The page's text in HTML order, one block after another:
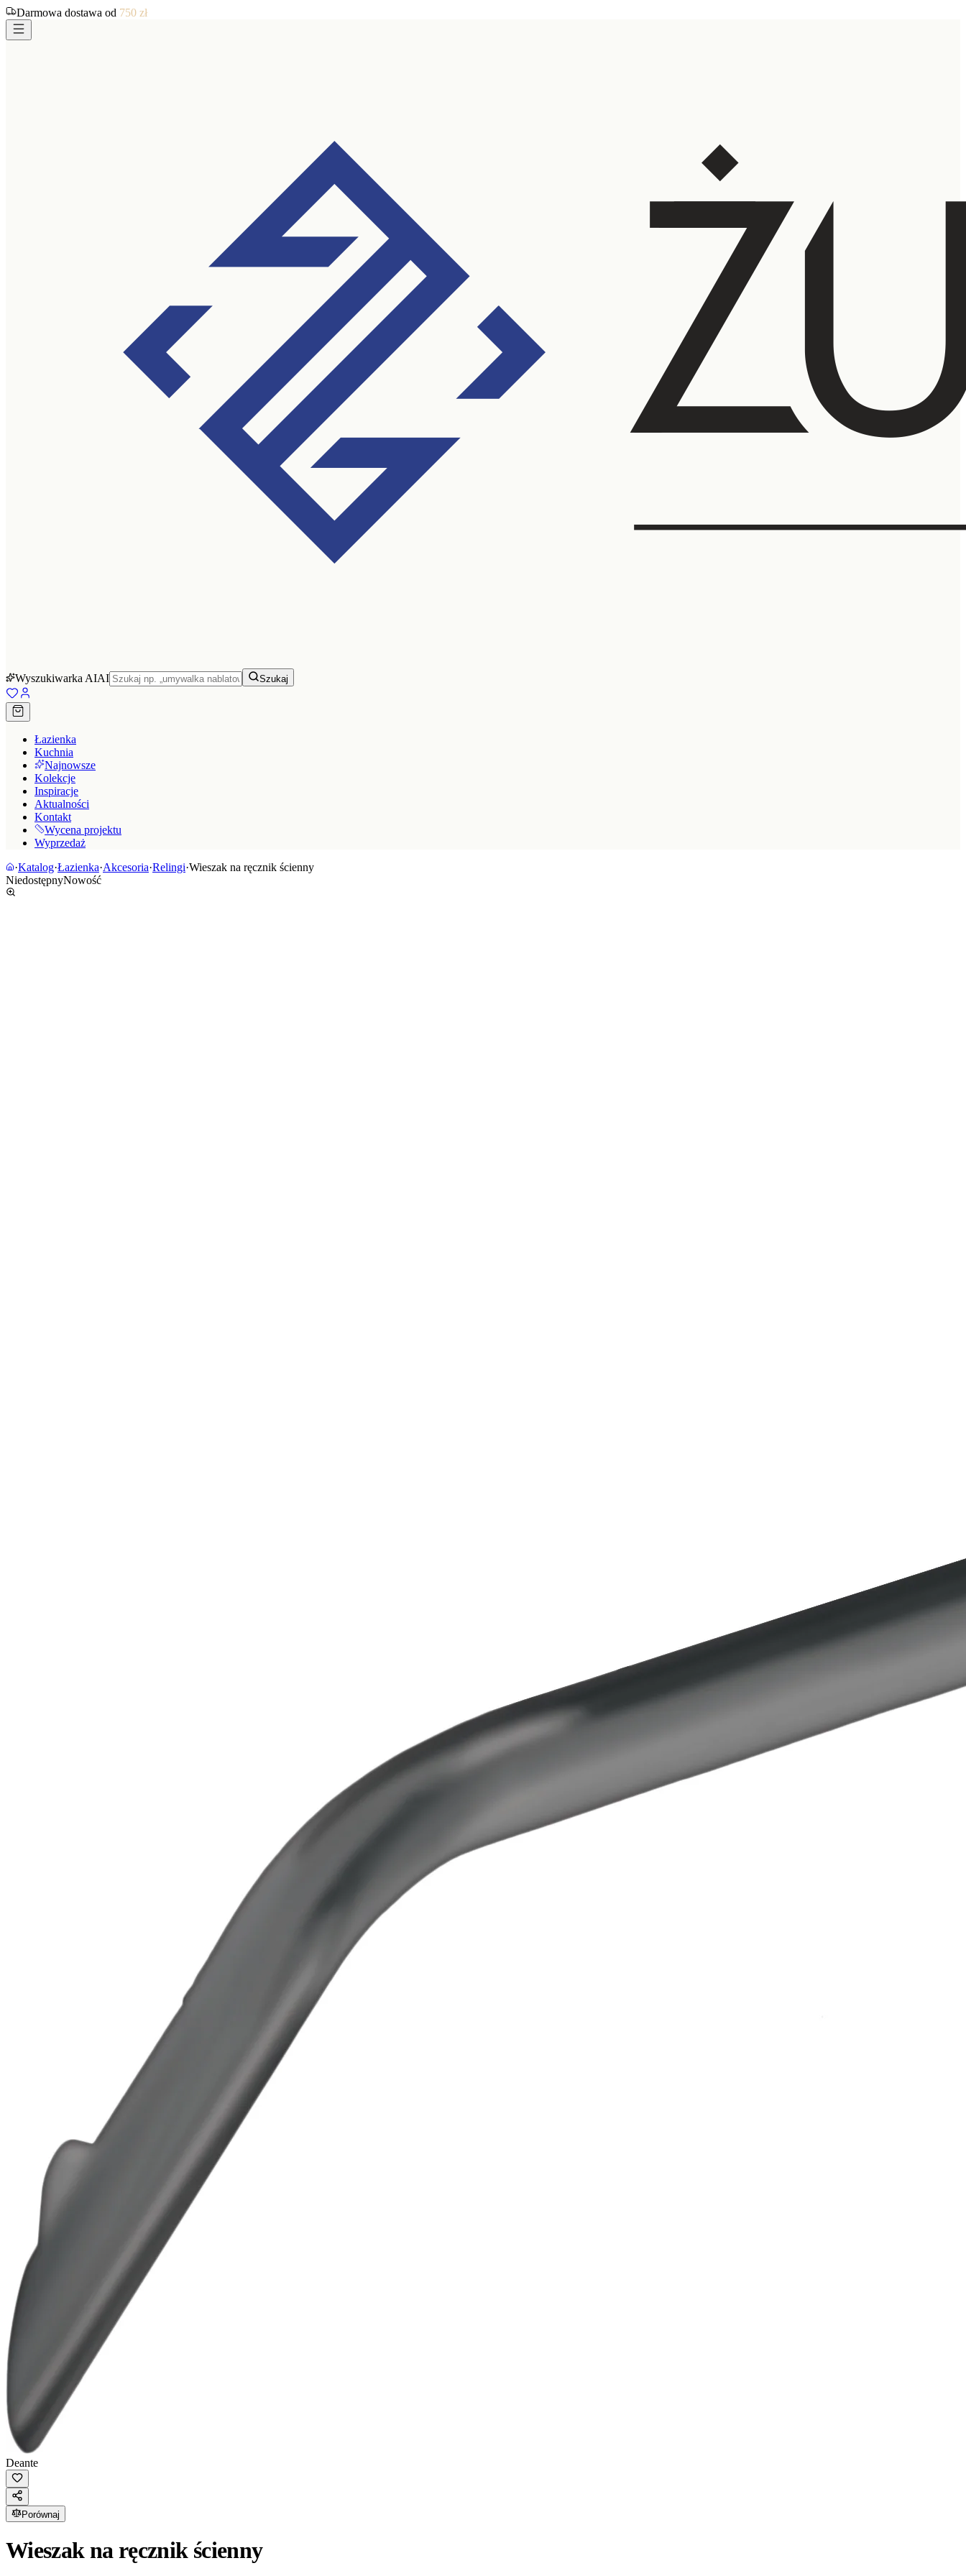
Darmowa dostawa od 750 zł
Wyszukiwarka AIAI Szukaj
Łazienka
Kuchnia
Najnowsze
Kolekcje
Inspiracje
Aktualności
Kontakt
Wycena projektu
Wyprzedaż
·Katalog·Łazienka·Akcesoria·Relingi·Wieszak na ręcznik ścienny
NiedostępnyNowość
Deante
Porównaj
Wieszak na ręcznik ścienny